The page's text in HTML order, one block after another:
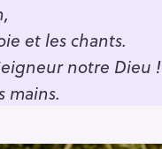
et les chants.
notre Dieu !
mains.